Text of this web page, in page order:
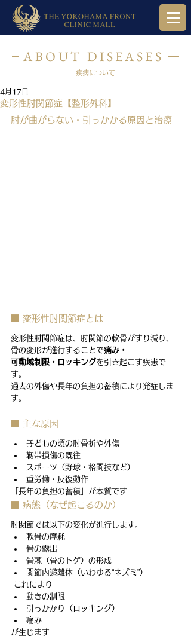
ABOUT DISEASES
疾病について
変形性肘関節症【整形外科】
4月17日
肘が曲がらない・引っかかる原因と治療
■ 変形性肘関節症とは
変形性肘関節症は、肘関節の軟骨がすり減り、
骨の変形が進行することで痛み・
可動域制限・ロッキングを引き起こす疾患で
す。
過去の外傷や長年の負担の蓄積により発症しま
す。
■ 主な原因
子どもの頃の肘骨折や外傷
靭帯損傷の既往
スポーツ（野球・格闘技など）
重労働・反復動作
「長年の負担の蓄積」が本質です
■ 病態（なぜ起こるのか）
肘関節では以下の変化が進行します。
軟骨の摩耗
骨の露出
骨棘（骨のトゲ）の形成
関節内遊離体（いわゆる“ネズミ”）
これにより
動きの制限
引っかかり（ロッキング）
痛み
が生じます